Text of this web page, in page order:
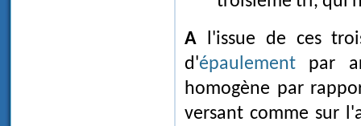
A l'issue de ces trois tris ne devrait subsister qu'un seul site témoin
d'épaulement par
homogène par
versant comme sur